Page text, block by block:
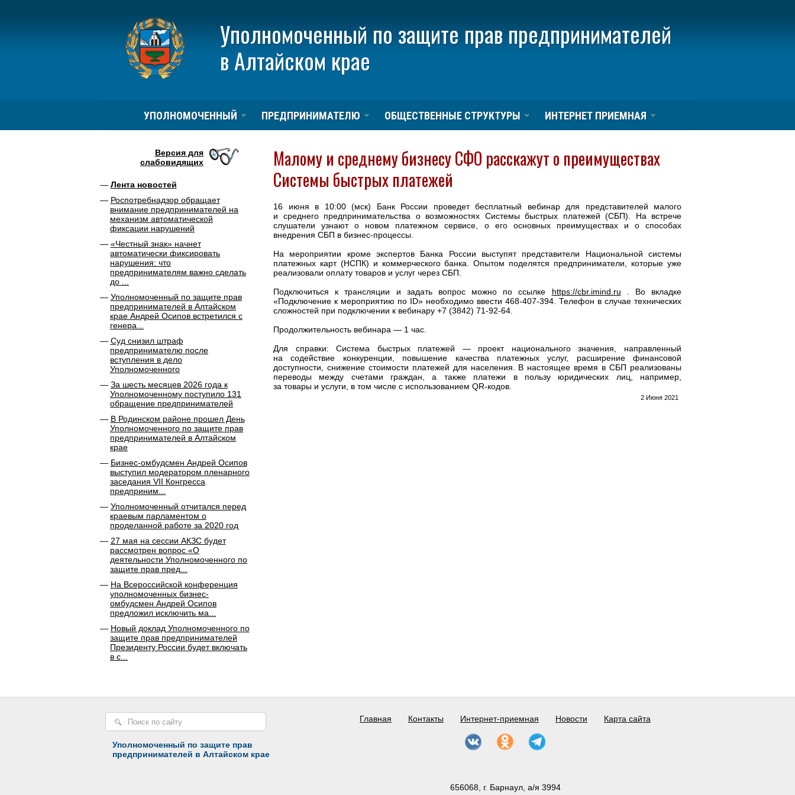
Уполномоченный по защите прав предпринимателей
в Алтайском крае
УПОЛНОМОЧЕННЫЙ ПРЕДПРИНИМАТЕЛЮ ОБЩЕСТВЕННЫЕ СТРУКТУРЫ ИНТЕРНЕТ ПРИЕМНАЯ
Версия для
слабовидящих
Лента новостей
Роспотребнадзор обращает
внимание предпринимателей на
механизм автоматической
фиксации нарушений
«Честный знак» начнет
автоматически фиксировать
нарушения: что
предпринимателям важно сделать
до ...
Уполномоченный по защите прав
предпринимателей в Алтайском
крае Андрей Осипов встретился с
генера...
Суд снизил штраф
предпринимателю после
вступления в дело
Уполномоченного
За шесть месяцев 2026 года к
Уполномоченному поступило 131
обращение предпринимателей
В Родинском районе прошел День
Уполномоченного по защите прав
предпринимателей в Алтайском
крае
Бизнес-омбудсмен Андрей Осипов
выступил модератором пленарного
заседания VII Конгресса
предприним...
Уполномоченный отчитался перед
краевым парламентом о
проделанной работе за 2020 год
27 мая на сессии АКЗС будет
рассмотрен вопрос «О
деятельности Уполномоченного по
защите прав пред...
На Всероссийской конференция
уполномоченных бизнес-
омбудсмен Андрей Осипов
предложил исключить ма...
Новый доклад Уполномоченного по
защите прав предпринимателей
Президенту России будет включать
в с...
Малому и среднему бизнесу СФО расскажут о преимуществах
Системы быстрых платежей
16 июня в 10:00 (мск) Банк России проведет бесплатный вебинар для представителей малого
и среднего предпринимательства о возможностях Системы быстрых платежей (СБП). На встрече
слушатели узнают о новом платежном сервисе, о его основных преимуществах и о способах
внедрения СБП в бизнес-процессы.
На мероприятии кроме экспертов Банка России выступят представители Национальной системы
платежных карт (НСПК) и коммерческого банка. Опытом поделятся предприниматели, которые уже
реализовали оплату товаров и услуг через СБП.
Подключиться к трансляции и задать вопрос можно по ссылке https://cbr.imind.ru . Во вкладке
«Подключение к мероприятию по ID» необходимо ввести 468-407-394. Телефон в случае технических
сложностей при подключении к вебинару +7 (3842) 71-92-64.
Продолжительность вебинара — 1 час.
Для справки: Система быстрых платежей — проект национального значения, направленный
на содействие конкуренции, повышение качества платежных услуг, расширение финансовой
доступности, снижение стоимости платежей для населения. В настоящее время в СБП реализованы
переводы между счетами граждан, а также платежи в пользу юридических лиц, например,
за товары и услуги, в том числе с использованием QR-кодов.
2 Июня 2021
Уполномоченный по защите прав
предпринимателей в Алтайском крае
Главная Контакты Интернет-приемная Новости Карта сайта
656068, г. Барнаул, а/я 3994